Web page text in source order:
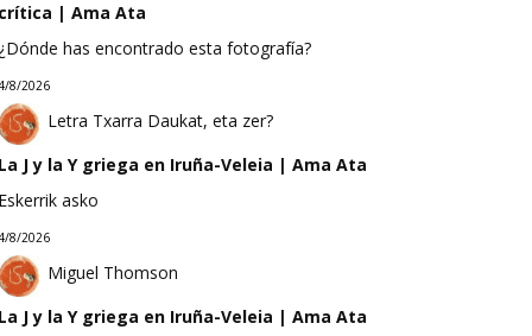
| Ama Ata
has encontrado esta fotografía?
8/2026
Letra Txarra Daukat, eta zer?
J y la Y griega en Iruña-Veleia | Ama Ata
asko
8/2026
Miguel Thomson
J y la Y griega en Iruña-Veleia | Ama Ata